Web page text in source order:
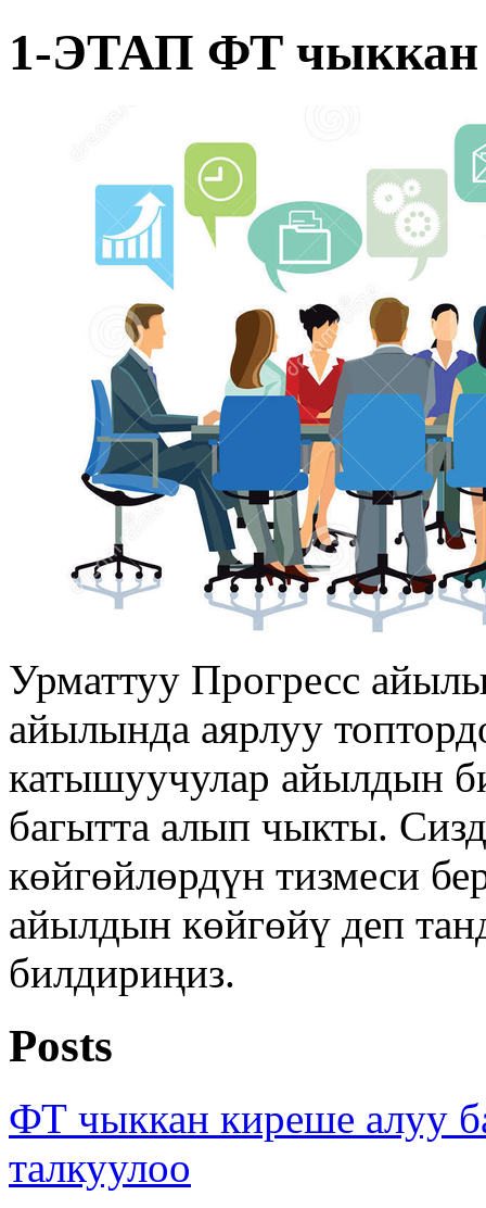
1-ЭТАП ФТ чыккан
Урматтуу Прогресс
айылында аярлуу
катышуучулар айылдын
багытта алып чыкты.
көйгөйлөрдүн тизмеси
айылдын көйгөйү деп
билдириңиз.
Posts
ФТ чыккан киреше алуу
талкуулоо